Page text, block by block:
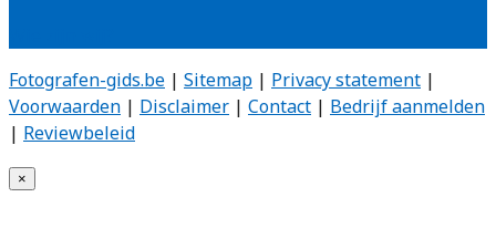
Fotografen-gids.be | Sitemap | Privacy statement |
Voorwaarden | Disclaimer | Contact | Bedrijf aanmelden
| Reviewbeleid
×